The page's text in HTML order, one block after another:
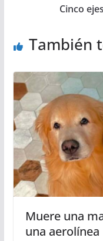
Cinco
También
Muere una
una aerolínea